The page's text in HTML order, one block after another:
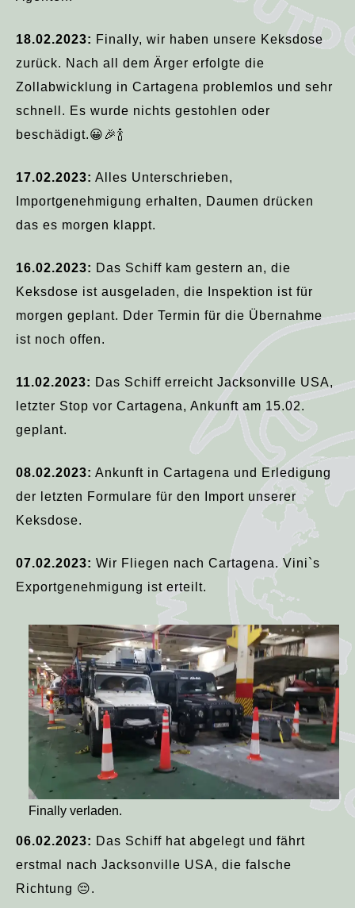
18.02.2023: Finally, wir haben unsere Keksdose
zurück. Nach all dem Ärger erfolgte die
Zollabwicklung in Cartagena problemlos und sehr
schnell. Es wurde nichts gestohlen oder
beschädigt.😀🎉🍾
17.02.2023: Alles Unterschrieben,
Importgenehmigung erhalten, Daumen drücken
das es morgen klappt.
16.02.2023: Das Schiff kam gestern an, die
Keksdose ist ausgeladen, die Inspektion ist für
morgen geplant. Dder Termin für die Übernahme
ist noch offen.
11.02.2023: Das Schiff erreicht Jacksonville USA,
letzter Stop vor Cartagena, Ankunft am 15.02.
geplant.
08.02.2023: Ankunft in Cartagena und Erledigung
der letzten Formulare für den Import unserer
Keksdose.
07.02.2023: Wir Fliegen nach Cartagena. Vini`s
Exportgenehmigung ist erteilt.
Finally verladen.
06.02.2023: Das Schiff hat abgelegt und fährt
erstmal nach Jacksonville USA, die falsche
Richtung 😔.